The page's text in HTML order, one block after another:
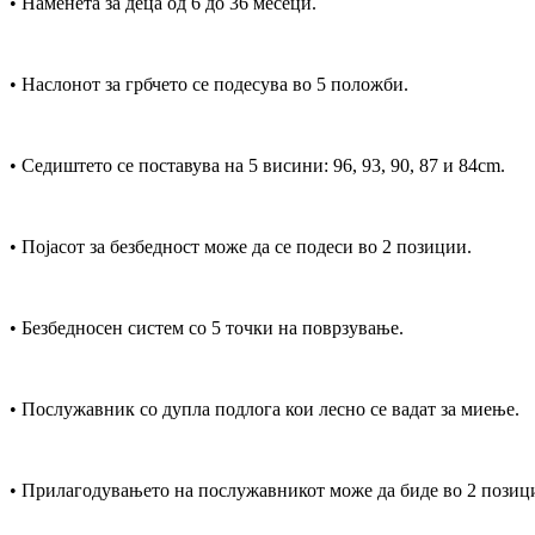
• Наслонот за грбчето се подесува во 5 положби.
• Седиштето се поставува на 5 висини: 96, 93, 90, 87 и 84cm.
• Појасот за безбедност може да се подеси во 2 позиции.
• Безбедносен систем со 5 точки на поврзување.
• Послужавник со дупла подлога кои лесно се вадат за миење.
• Прилагодувањето на послужавникот може да биде во 2